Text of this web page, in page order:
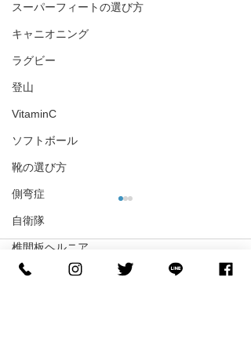
スーパーフィートの選び方
キャニオニング
ラグビー
登山
VitaminC
ソフトボール
靴の選び方
側弯症
自衛隊
椎間板ヘルニア
変形性膝関節症
コメント